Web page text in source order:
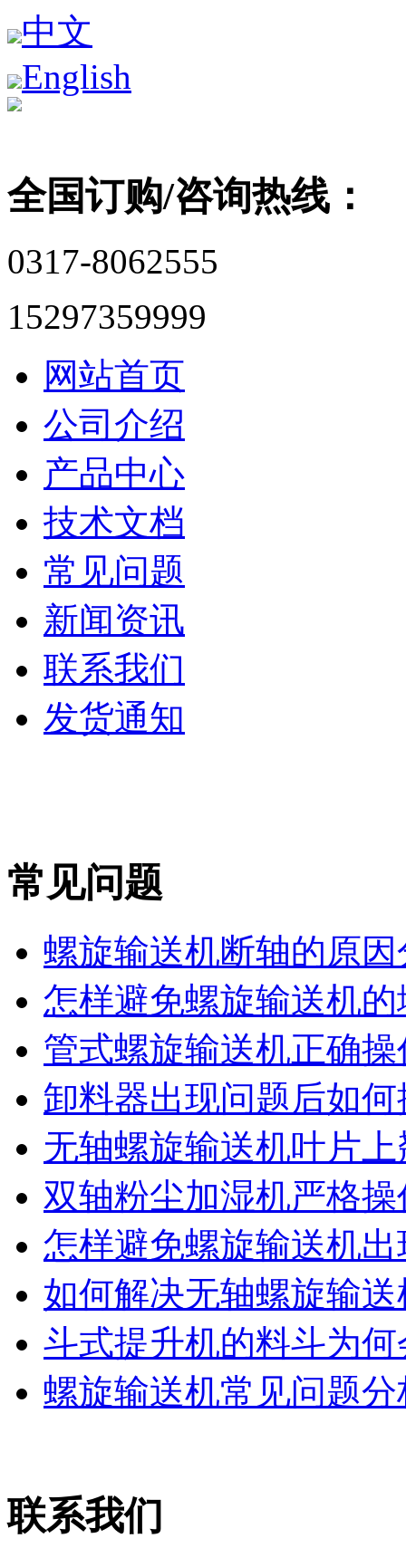
中文
English
全国订购/咨询热线：
0317-8062555
15297359999
网站首页
公司介绍
产品中心
技术文档
常见问题
新闻资讯
联系我们
发货通知
常见问题
螺旋输送机断轴的原因
怎样避免螺旋输送机
管式螺旋输送机正确
卸料器出现问题后如何
无轴螺旋输送机叶片
双轴粉尘加湿机严格操
怎样避免螺旋输送机
如何解决无轴螺旋输
斗式提升机的料斗为
螺旋输送机常见问题
联系我们